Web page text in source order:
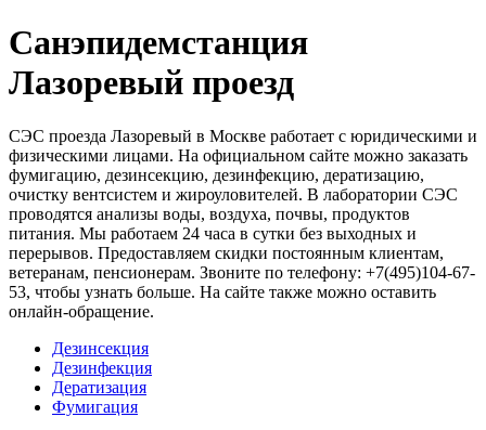
Санэпидемстанция
Лазоревый проезд
СЭС проезда Лазоревый в Москве работает с юридическими и
физическими лицами. На официальном сайте можно заказать
фумигацию, дезинсекцию, дезинфекцию, дератизацию,
очистку вентсистем и жироуловителей. В лаборатории СЭС
проводятся анализы воды, воздуха, почвы, продуктов
питания. Мы работаем 24 часа в сутки без выходных и
перерывов. Предоставляем скидки постоянным клиентам,
ветеранам, пенсионерам. Звоните по телефону: +7(495)104-67-
53, чтобы узнать больше. На сайте также можно оставить
онлайн-обращение.
Дезинсекция
Дезинфекция
Дератизация
Фумигация